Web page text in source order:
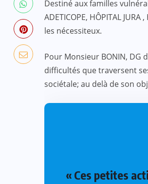
Destiné aux familles
ADETICOPE, HÔPITAL
les nécessiteux.
Pour Monsieur BONIN, DG
difficultés que traversent
sociétale; au delà de son
« Ces petites